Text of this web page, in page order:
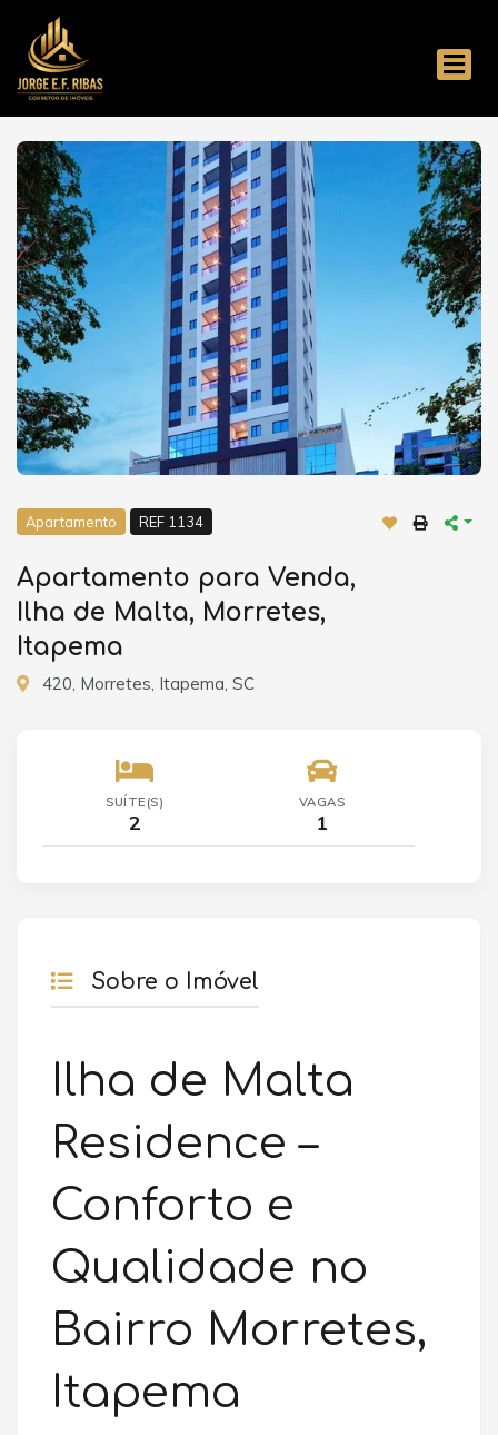
Apartamento REF 1134
Apartamento para Venda,
Ilha de Malta, Morretes,
Itapema
420, Morretes, Itapema, SC
SUÍTE(S)
2
VAGAS
1
Sobre o Imóvel
Ilha de Malta
Residence –
Conforto e
Qualidade no
Bairro Morretes,
Itapema